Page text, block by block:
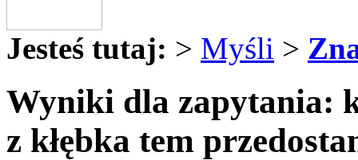
Jesteś tutaj: > Myśli >
Wyniki dla zapytania:
z kłębka tem